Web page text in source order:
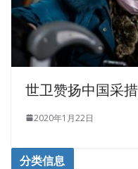
世卫赞扬中国采
2020年1月22日
分类信息